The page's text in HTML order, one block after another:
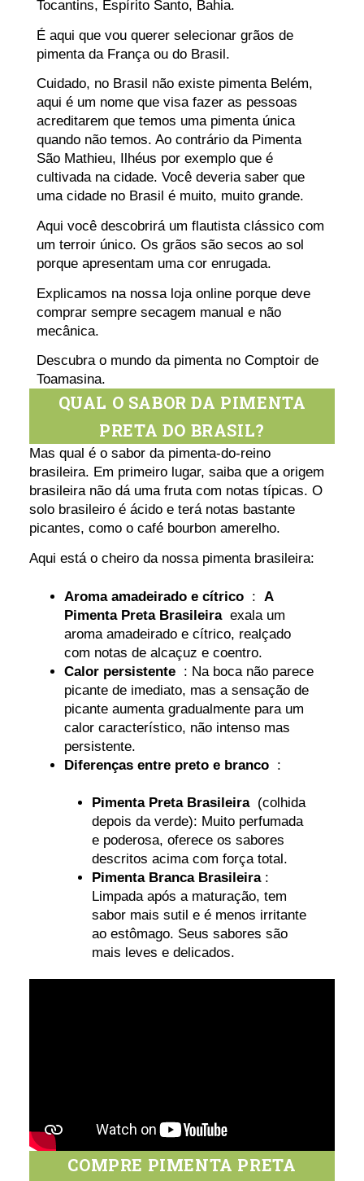
Tocantins, Espírito Santo, Bahia.
É aqui que vou querer selecionar grãos de
pimenta da França ou do Brasil.
Cuidado, no Brasil não existe pimenta Belém,
aqui é um nome que visa fazer as pessoas
acreditarem que temos uma pimenta única
quando não temos. Ao contrário da Pimenta
São Mathieu, Ilhéus por exemplo que é
cultivada na cidade. Você deveria saber que
uma cidade no Brasil é muito, muito grande.
Aqui você descobrirá um flautista clássico com
um terroir único. Os grãos são secos ao sol
porque apresentam uma cor enrugada.
Explicamos na nossa loja online porque deve
comprar sempre secagem manual e não
mecânica.
Descubra o mundo da pimenta no Comptoir de
Toamasina.
QUAL O SABOR DA PIMENTA
PRETA DO BRASIL?
Mas qual é o sabor da pimenta-do-reino
brasileira. Em primeiro lugar, saiba que a origem
brasileira não dá uma fruta com notas típicas. O
solo brasileiro é ácido e terá notas bastante
picantes, como o café bourbon amerelho.
Aqui está o cheiro da nossa pimenta brasileira:
Aroma amadeirado e cítrico : A
Pimenta Preta Brasileiraexala um
aroma amadeirado e cítrico, realçado
com notas de alcaçuz e coentro.
Calor persistente : Na boca não parece
picante de imediato, mas a sensação de
picante aumenta gradualmente para um
calor característico, não intenso mas
persistente.
Diferenças entre preto e branco :
Pimenta Preta Brasileira(colhida
depois da verde): Muito perfumada
e poderosa, oferece os sabores
descritos acima com força total.
Pimenta Branca Brasileira:
Limpada após a maturação, tem
sabor mais sutil e é menos irritante
ao estômago. Seus sabores são
mais leves e delicados.
COMPRE PIMENTA PRETA